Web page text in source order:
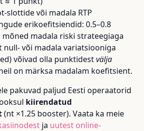
slottide või madala RTP
erikoefitsiendid: 0.5–0.8
mõned madala riski strateegiaga
null- või madala variatsiooniga
võivad olla punktidestvälja
on märksa madalam koefitsient.
pakuvad paljud Eesti operaatorid
kiirendatud
(nt ×1.25 booster). Vaata ka meie
ja uutest online-